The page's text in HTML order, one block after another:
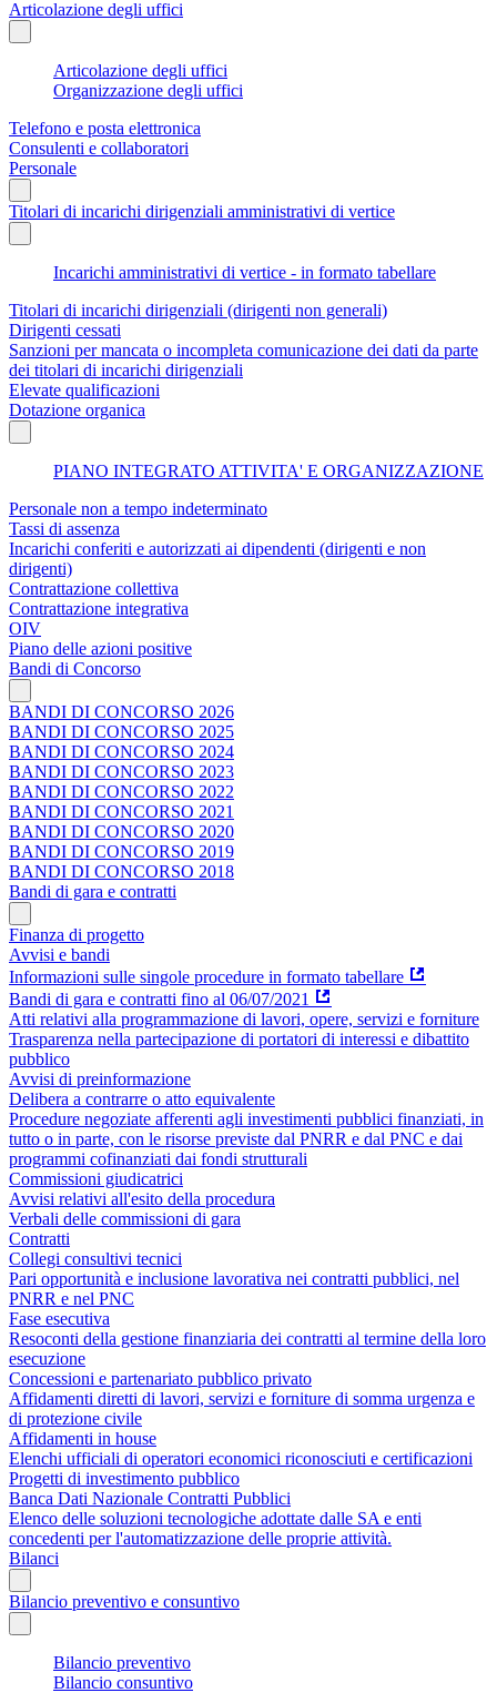
Articolazione degli uffici
Articolazione degli uffici
Organizzazione degli uffici
Telefono e posta elettronica
Consulenti e collaboratori
Personale
Titolari di incarichi dirigenziali amministrativi di vertice
Incarichi amministrativi di vertice - in formato tabellare
Titolari di incarichi dirigenziali (dirigenti non generali)
Dirigenti cessati
Sanzioni per mancata o incompleta comunicazione dei dati da parte
dei titolari di incarichi dirigenziali
Elevate qualificazioni
Dotazione organica
PIANO INTEGRATO ATTIVITA' E ORGANIZZAZIONE
Personale non a tempo indeterminato
Tassi di assenza
Incarichi conferiti e autorizzati ai dipendenti (dirigenti e non
dirigenti)
Contrattazione collettiva
Contrattazione integrativa
OIV
Piano delle azioni positive
Bandi di Concorso
BANDI DI CONCORSO 2026
BANDI DI CONCORSO 2025
BANDI DI CONCORSO 2024
BANDI DI CONCORSO 2023
BANDI DI CONCORSO 2022
BANDI DI CONCORSO 2021
BANDI DI CONCORSO 2020
BANDI DI CONCORSO 2019
BANDI DI CONCORSO 2018
Bandi di gara e contratti
Finanza di progetto
Avvisi e bandi
Informazioni sulle singole procedure in formato tabellare
Bandi di gara e contratti fino al 06/07/2021
Atti relativi alla programmazione di lavori, opere, servizi e forniture
Trasparenza nella partecipazione di portatori di interessi e dibattito
pubblico
Avvisi di preinformazione
Delibera a contrarre o atto equivalente
Procedure negoziate afferenti agli investimenti pubblici finanziati, in
tutto o in parte, con le risorse previste dal PNRR e dal PNC e dai
programmi cofinanziati dai fondi strutturali
Commissioni giudicatrici
Avvisi relativi all'esito della procedura
Verbali delle commissioni di gara
Contratti
Collegi consultivi tecnici
Pari opportunità e inclusione lavorativa nei contratti pubblici, nel
PNRR e nel PNC
Fase esecutiva
Resoconti della gestione finanziaria dei contratti al termine della loro
esecuzione
Concessioni e partenariato pubblico privato
Affidamenti diretti di lavori, servizi e forniture di somma urgenza e
di protezione civile
Affidamenti in house
Elenchi ufficiali di operatori economici riconosciuti e certificazioni
Progetti di investimento pubblico
Banca Dati Nazionale Contratti Pubblici
Elenco delle soluzioni tecnologiche adottate dalle SA e enti
concedenti per l'automatizzazione delle proprie attività.
Bilanci
Bilancio preventivo e consuntivo
Bilancio preventivo
Bilancio consuntivo